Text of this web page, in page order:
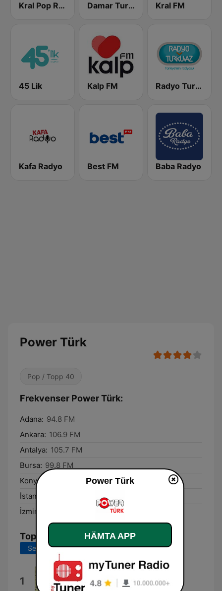
Kral Pop Radyo Damar Turk FM Kral FM
45 Lik Kalp FM Radyo Turkuvaz
Kafa Radyo Best FM Baba Radyo
Power Türk
Pop / Topp 40
Frekvenser Power Türk:
Adana: 94.8 FM
Ankara: 106.9 FM
Antalya: 105.7 FM
Bursa: 99.8 FM
Konya:
İstanbul:
İzmir:
Topplåtar
Senaste 7 dagarna Senaste 30 dagarna
1 Krallar
Mabel Matiz
Power Türk
HÄMTA APP